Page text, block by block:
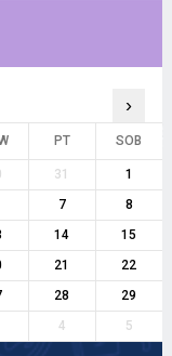
›
PT SOB
31
1
7
8
14
15
21
22
28
29
4 5